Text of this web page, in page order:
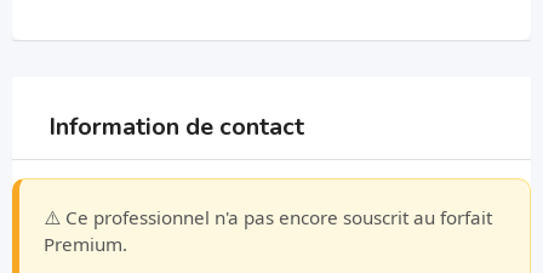
Information de contact
⚠️ Ce professionnel n'a pas encore souscrit au forfait
Premium.